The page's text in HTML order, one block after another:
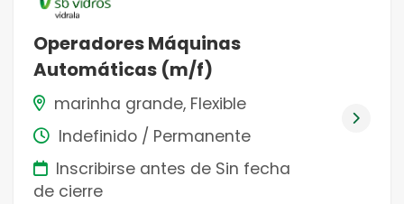
Operadores Máquinas
Automáticas (m/f)
marinha grande, Flexible
Indefinido / Permanente
Inscribirse antes de Sin fecha
de cierre